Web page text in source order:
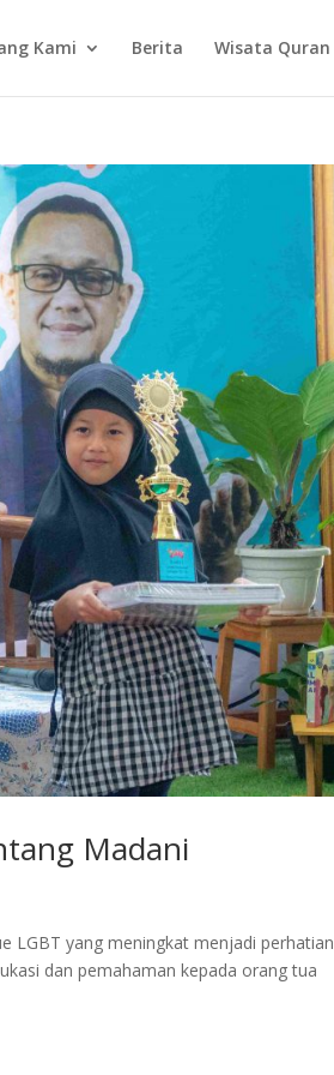
Kami Berita Wisata Quran
Madani
LGBT yang meningkat menjadi perhatian
dan pemahaman kepada orang tua